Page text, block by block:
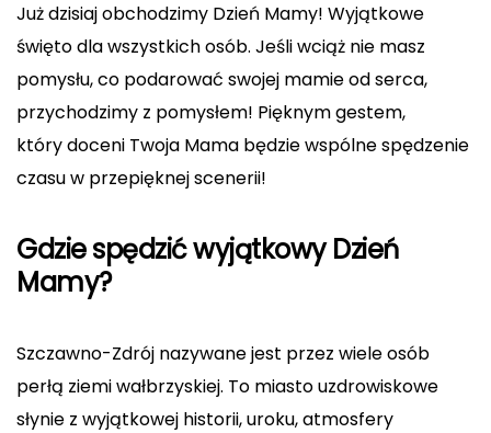
Już dzisiaj obchodzimy Dzień Mamy! Wyjątkowe
święto dla wszystkich osób. Jeśli wciąż nie masz
pomysłu, co podarować swojej mamie od serca,
przychodzimy z pomysłem! Pięknym gestem,
który doceni Twoja Mama będzie wspólne spędzenie
czasu w przepięknej scenerii!
Gdzie spędzić wyjątkowy Dzień
Mamy?
Szczawno-Zdrój nazywane jest przez wiele osób
perłą ziemi wałbrzyskiej. To miasto uzdrowiskowe
słynie z wyjątkowej historii, uroku, atmosfery